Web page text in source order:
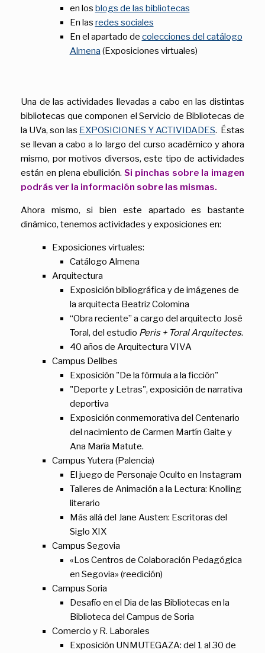
en los blogs de las bibliotecas
En las redes sociales
En el apartado de colecciones del catálogo
Almena (Exposiciones virtuales)
Una de las actividades llevadas a cabo en las distintas
bibliotecas que componen el Servicio de Bibliotecas de
la UVa, son las EXPOSICIONES Y ACTIVIDADES. Éstas
se llevan a cabo a lo largo del curso académico y ahora
mismo, por motivos diversos, este tipo de actividades
están en plena ebullición. Si pinchas sobre la imagen
podrás ver la información sobre las mismas.
Ahora mismo, si bien este apartado es bastante
dinámico, tenemos actividades y exposiciones en:
Exposiciones virtuales:
Catálogo Almena
Arquitectura
Exposición bibliográfica y de imágenes de
la arquitecta Beatriz Colomina
“Obra reciente” a cargo del arquitecto José
Toral, del estudio Peris + Toral Arquitectes.
40 años de Arquitectura VIVA
Campus Delibes
Exposición "De la fórmula a la ficción"
"Deporte y Letras", exposición de narrativa
deportiva
Exposición conmemorativa del Centenario
del nacimiento de Carmen Martín Gaite y
Ana María Matute.
Campus Yutera (Palencia)
El juego de Personaje Oculto en Instagram
Talleres de Animación a la Lectura: Knolling
literario
Más allá del Jane Austen: Escritoras del
Siglo XIX
Campus Segovia
«Los Centros de Colaboración Pedagógica
en Segovia» (reedición)
Campus Soria
Desafío en el Dia de las Bibliotecas en la
Biblioteca del Campus de Soria
Comercio y R. Laborales
Exposición UNMUTEGAZA: del 1 al 30 de